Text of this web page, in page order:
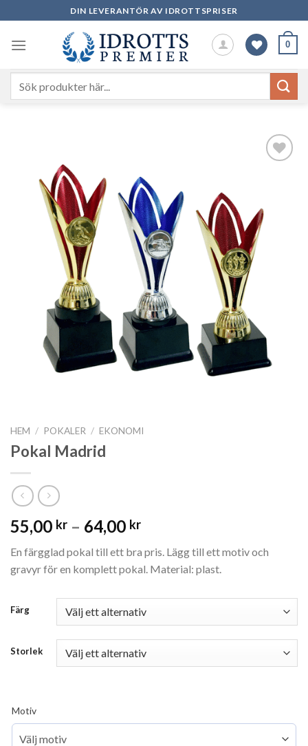
to
content
DIN LEVERANTÖR AV IDROTTSPRISER
0
HEM / POKALER / EKONOMI
Pokal Madrid
55,00 kr – 64,00 kr
En färgglad pokal till ett bra pris. Lägg till ett motiv och
gravyr för en komplett pokal. Material: plast.
Färg
Storlek
Motiv